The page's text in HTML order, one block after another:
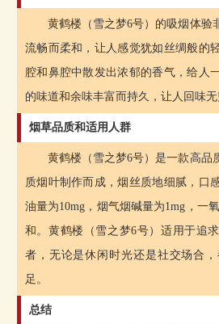
黄鹤楼（雪之梦6号）的吸烟体验
流畅而柔和，让人感觉犹如丝绸般的
腔和鼻腔中散发出浓郁的香气，给人
的味道和余味丰富而持久，让人回味无
烟草品质和适用人群
黄鹤楼（雪之梦6号）是一款高品
质烟叶制作而成，烟丝质地细腻，口
油量为10mg，烟气烟碱量为1mg，一
和。黄鹤楼（雪之梦6号）适用于追
者，无论是休闲时光还是社交场合
足。
总结